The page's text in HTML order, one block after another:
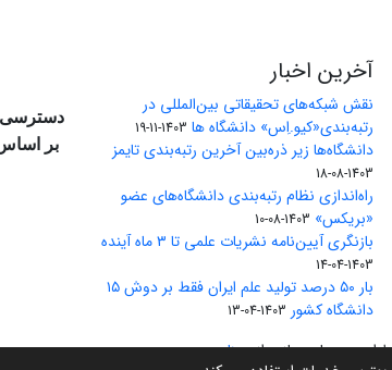
آخرین اخبار
نقش شبکه‌های تحقیقاتی بین‌المللی در
رتبه‌بندی«کیو.اِس» دانشگاه ها 1403-11-19
دانشگاه‌ها زیر ذره‌بین آخرین رتبه‌بندی تایمز
1403-08-18
راه‌اندازی نظام رتبه‌بندی دانشگاه‌‌های عضو
«بریکس» 1403-08-10
بازنگری آیین‌نامه نشریات علمی تا ۳ ماه آینده
1403-04-14
بار ۵۰ درصد تولید علم ایران فقط بر دوش ۱۵
دانشگاه کشور 1403-04-13
دسترسی
بر
طراحی و پیاده سازی ازسیناوب